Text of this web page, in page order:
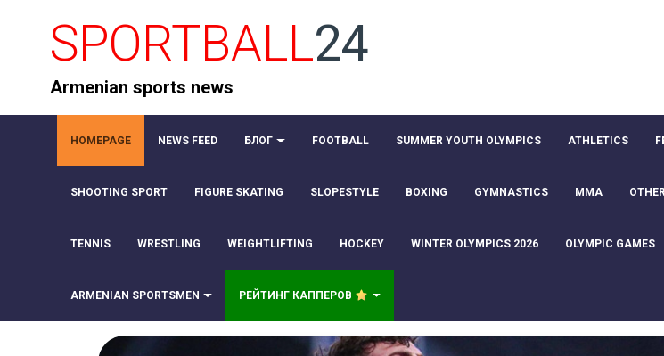
SPORTBALL24
Armenian sports news
HOMEPAGE NEWS FEED БЛОГ FOOTBALL SUMMER YOUTH OLYMPICS ATHLETICS
SHOOTING SPORT FIGURE SKATING SLOPESTYLE BOXING GYMNASTICS MMA
TENNIS WRESTLING WEIGHTLIFTING HOCKEY WINTER OLYMPICS 2026 OLYMPIC GAMES
ARMENIAN SPORTSMEN РЕЙТИНГ КАППЕРОВ